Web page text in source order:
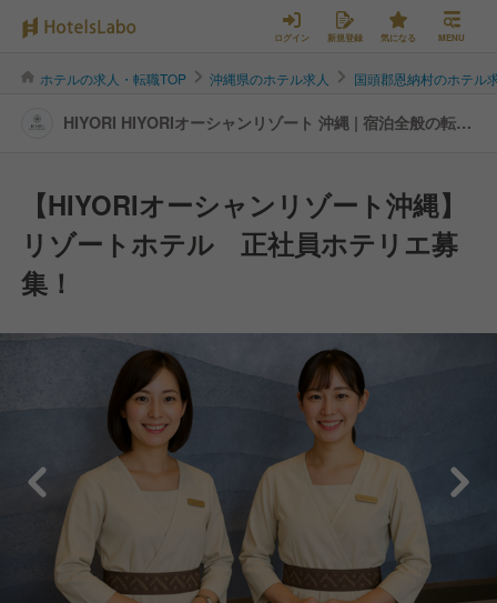
ログイン 新規登録 気になる MENU
ホテルの求人・転職TOP 沖縄県のホテル求人 国頭郡恩納村のホテル
HIYORI HIYORIオーシャンリゾート 沖縄 | 宿泊全般の転
【HIYORIオーシャンリゾート沖縄】
リゾートホテル 正社員ホテリエ募
集！